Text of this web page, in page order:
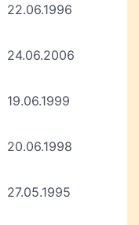
22.06.1996
24.06.2006
19.06.1999
20.06.1998
27.05.1995